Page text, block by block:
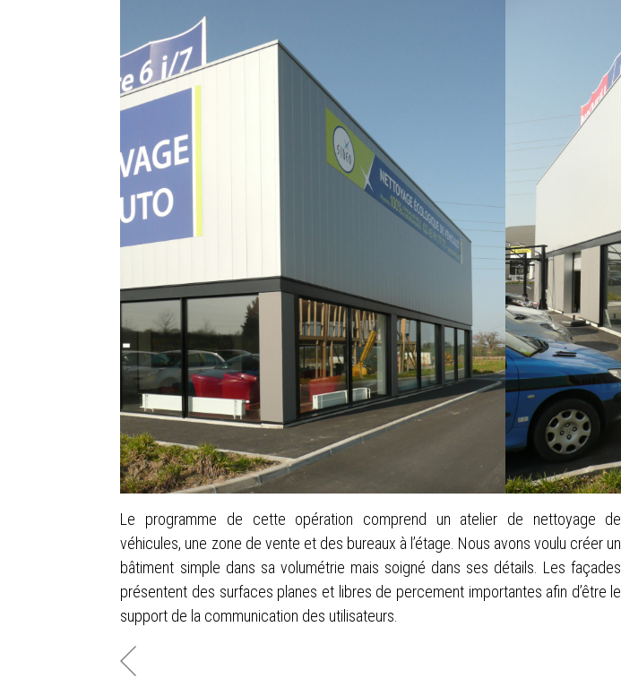
Le programme de cette opération comprend un atelier de nettoyage de
véhicules, une zone de vente et des bureaux à l’étage. Nous avons voulu créer un
bâtiment simple dans sa volumétrie mais soigné dans ses détails. Les façades
présentent des surfaces planes et libres de percement importantes afin d’être le
support de la communication des utilisateurs.